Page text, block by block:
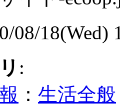
08/18(Wed)
:
： 生活全般